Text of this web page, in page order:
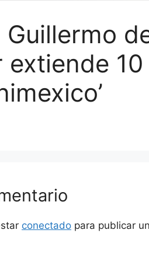
conectado para publicar